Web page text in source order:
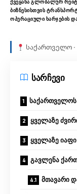
ქვეყანა გლობალურ
ბიზნესისთვის
ოპერაციული ხარჯების
საქართველო ·
სარჩევი
საქართველოს
ყველაზე
ყველაზე იაფი
გავლენა
მთავარი